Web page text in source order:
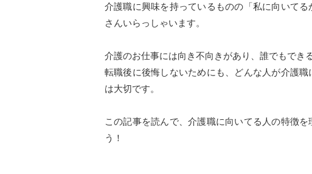
介護職に興味を持っているものの「私に向いて
さんいらっしゃいます。
介護のお仕事には向き不向きがあり、誰でもでき
転職後に後悔しないためにも、どんな人が介護
は大切です。
この記事を読んで、介護職に向いてる人の特徴
う！